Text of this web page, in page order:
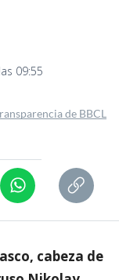
09:55
de BBCL
cabeza de